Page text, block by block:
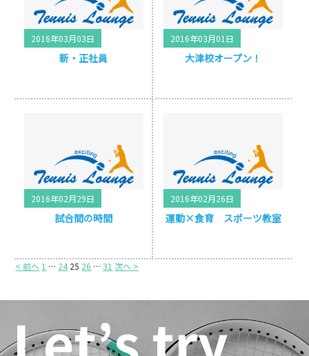
2016年03月03日
新・正社員
2016年03月01日
大津校オープン！
2016年02月29日
試合間の時間
2016年02月26日
運動×食育 スポーツ教室
< 前へ 1 … 24 25 26 … 31 次へ >